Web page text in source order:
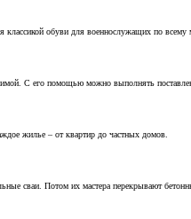
классикой обуви для военнослужащих по всему
С его помощью можно выполнять
жилье – от квартир до частных домов.
сваи. Потом их мастера перекрывают